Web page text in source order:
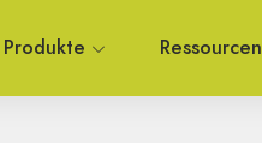
Produkte Ressourcen